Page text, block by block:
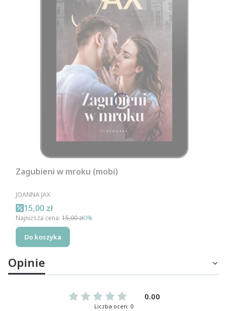
Zagubieni w mroku (mobi)
PRODUCENT
JOANNA JAX
Cena promocyjna
15,00 zł
Najniższa cena: 15,00 zł0%
Do koszyka
Opinie
0.00
Liczba ocen: 0